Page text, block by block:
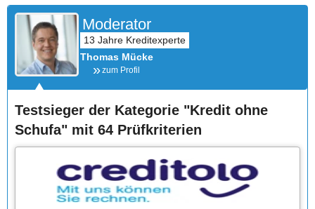
Moderator
Thomas Mücke
zum Profil
Testsieger der Kategorie "Kredit ohne
Schufa" mit 64 Prüfkriterien